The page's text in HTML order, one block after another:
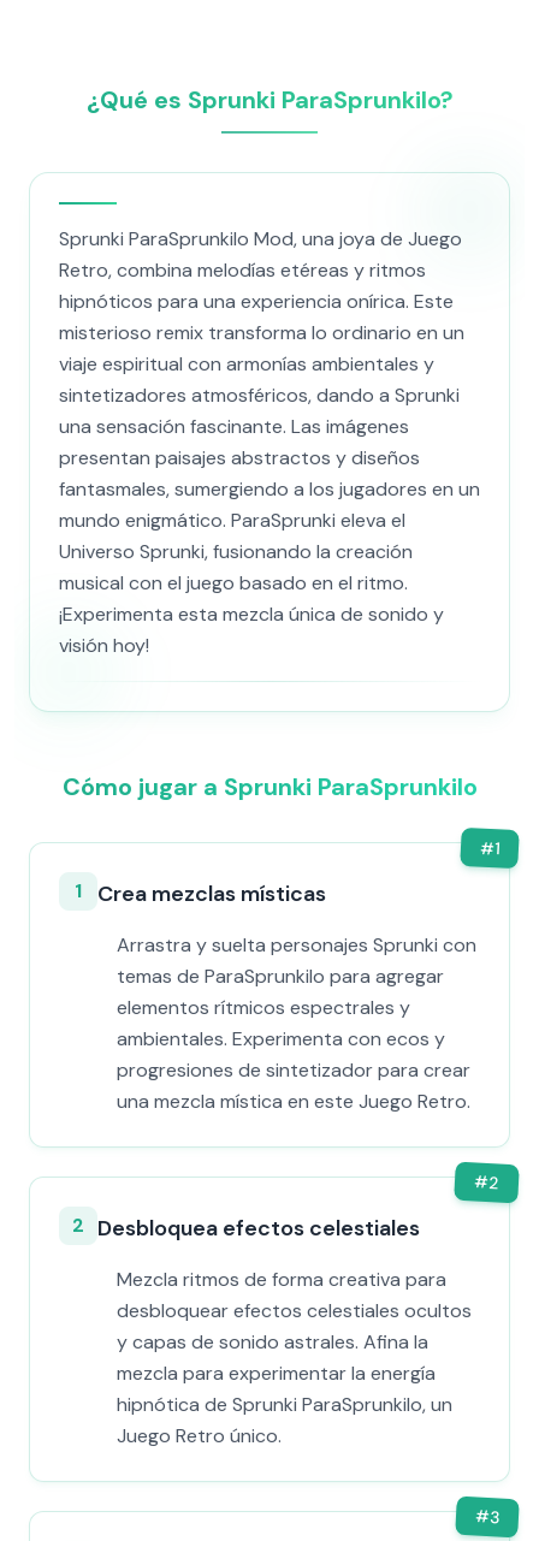
¿Qué es Sprunki ParaSprunkilo?
Sprunki ParaSprunkilo Mod, una joya de Juego
Retro, combina melodías etéreas y ritmos
hipnóticos para una experiencia onírica. Este
misterioso remix transforma lo ordinario en un
viaje espiritual con armonías ambientales y
sintetizadores atmosféricos, dando a Sprunki
una sensación fascinante. Las imágenes
presentan paisajes abstractos y diseños
fantasmales, sumergiendo a los jugadores en un
mundo enigmático. ParaSprunki eleva el
Universo Sprunki, fusionando la creación
musical con el juego basado en el ritmo.
¡Experimenta esta mezcla única de sonido y
visión hoy!
Cómo jugar a Sprunki ParaSprunkilo
#1
1 Crea mezclas místicas
Arrastra y suelta personajes Sprunki con
temas de ParaSprunkilo para agregar
elementos rítmicos espectrales y
ambientales. Experimenta con ecos y
progresiones de sintetizador para crear
una mezcla mística en este Juego Retro.
#2
2 Desbloquea efectos celestiales
Mezcla ritmos de forma creativa para
desbloquear efectos celestiales ocultos
y capas de sonido astrales. Afina la
mezcla para experimentar la energía
hipnótica de Sprunki ParaSprunkilo, un
Juego Retro único.
#3